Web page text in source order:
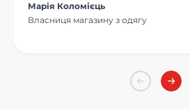
Марія Коломієць
Власниця магазину з одягу